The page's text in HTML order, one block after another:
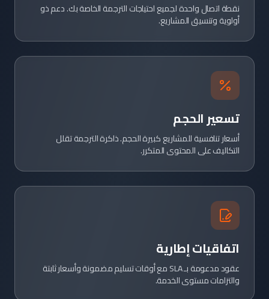
نقطة اتصال واحدة لجميع احتياجات الترجمة الخاصة بك. دعم ذو
أولوية وتنسيق المشاريع.
تسعير الحجم
أسعار تنافسية للمشاريع كبيرة الحجم. ذاكرة الترجمة تقلل
التكاليف على المحتوى المتكرر.
اتفاقيات إطارية
عقود مدعومة بـ SLA مع أوقات تسليم مضمونة وأسعار ثابتة
والتزامات مستوى الخدمة.